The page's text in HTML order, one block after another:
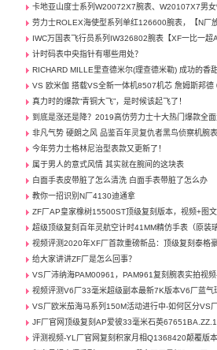
卡地亚山度士系列W20072X7腕表、W20107X7男女
劳力士ROLEX海使型系列单红126600腕表，【N厂
IWC万国表飞行员系列IW326802腕表【XF一比一超
计时码表中央指针有哪些用处？
RICHARD MILLE里查德米尔(理查德米勒) 成功的香
VS 欧米伽 搭载VS全新一体机8507机芯 詹姆斯邦德
真力时的爆款“青铜大飞”，是时候该起飞了！
到底是涨还是降？2019高仿劳力士十大热门爆款全面
非凡气势 硬朗之风 品鉴百年灵复仇者黑鸟侦察机腕表
今年劳力士格林尼治型表款又更新了！
属于男人的意式风情 其实就在腕间的这块表
白面手表皮带脏了怎么清洗 白面手表带脏了怎么办
教你一招识别N厂4130迪通拿
ZF厂AP皇家橡树15500ST顶级复刻版本，视频+图
超级顶级复刻百年灵航空计时41MM精仿手表（原装
视频评测2020年XF厂首款重磅新品：顶级复刻泰格
给大家讲讲ZF厂是怎么回事？
VS厂沛纳海PAM00961，PAM961复刻腕表实拍视
视频评测V6厂33毫米超级副本最新7K版本V6厂蓝气
VS厂欧米茄海马系列150M活动进行中-如何区分VS
JF厂官网顶级复刻AP爱彼33毫米石英
评测视频-YL厂官网复刻积家月相Q1368420颠覆版